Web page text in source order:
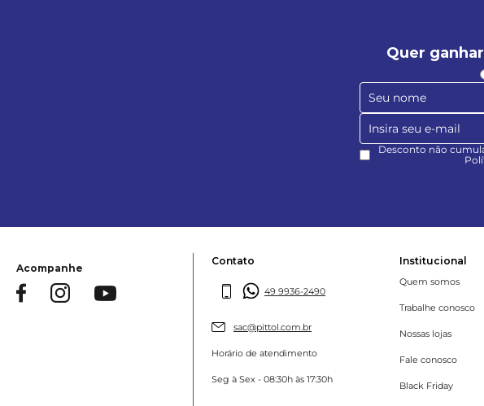
Quer
Desconto não
Acompanhe
Contato
49 9936-2490
sac@pittol.com.br
Horário de atendimento
Seg à Sex - 08:30h às 17:30h
Institucional
Quem somos
Trabalhe conosco
Nossas lojas
Fale conosco
Black Friday